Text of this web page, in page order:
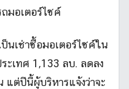
มอเตอร์ไซค์
นเช่าซื้อมอเตอร์ไซค์ใน
ะเทศ 1,133 ลบ. ลดลง
แต่ปีนี้ผู้บริหารแจ้งว่าจะ